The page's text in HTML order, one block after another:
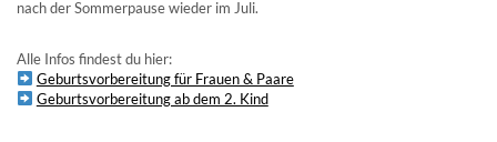
nach der Sommerpause wieder im Juli.
Alle Infos findest du hier:
Geburtsvorbereitung für Frauen & Paare
Geburtsvorbereitung ab dem 2. Kind